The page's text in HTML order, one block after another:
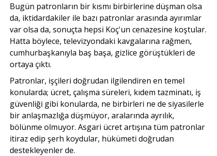
Bugün patronların bir kısmı birbirlerine düşman olsa
da, iktidardakiler ile bazı patronlar arasında ayırımlar
var olsa da, sonuçta hepsi Koç'un cenazesine koştular.
Hatta böylece, televizyondaki kavgalarına rağmen,
cumhurbaşkanıyla baş başa, gizlice görüştükleri de
ortaya çıktı.
Patronlar, işçileri doğrudan ilgilendiren en temel
konularda; ücret, çalışma süreleri, kıdem tazminatı, iş
güvenliği gibi konularda, ne birbirleri ne de siyasilerle
bir anlaşmazlığa düşmüyor, aralarında ayrılık,
bölünme olmuyor. Asgari ücret artışına tüm patronlar
itiraz edip şerh koydular, hükümeti doğrudan
destekleyenler de.